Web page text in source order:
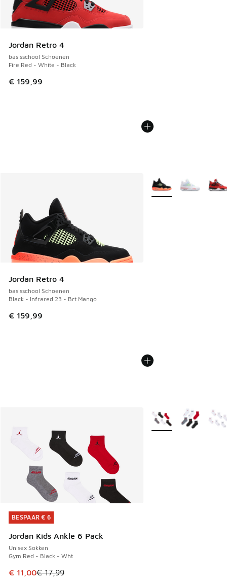
Jordan Retro 4
basisschool Schoenen
Fire Red - White - Black
€ 159,99
Jordan Retro 4
basisschool Schoenen
Black - Infrared 23 - Brt Mango
€ 159,99
Meer kleuren
BESPAAR € 6
Jordan Kids Ankle 6 Pack
Unisex Sokken
Gym Red - Black - Wht
Dit artikel is in de uitverkoop. Dit artikel is in de
€ 11,00€ 17,99
BESPAAR € 6
Meer kleuren